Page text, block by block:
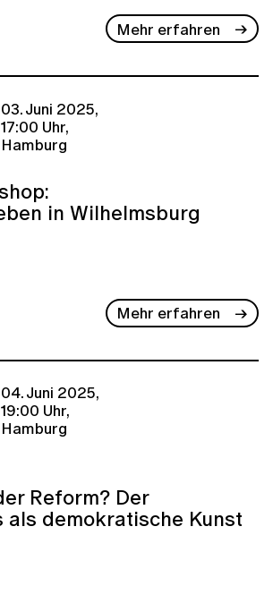
Mehr erfahren
03. Juni 2025,
17:00 Uhr,
Hamburg
in Wilhelmsburg
Mehr erfahren
04. Juni 2025,
19:00 Uhr,
Hamburg
Reform? Der
als demokratische Kunst